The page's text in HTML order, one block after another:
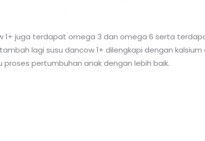
1+ juga terdapat omega 3 dan omega 6 serta
lagi susu dancow 1+ dilengkapi dengan
pertumbuhan anak dengan lebih baik.